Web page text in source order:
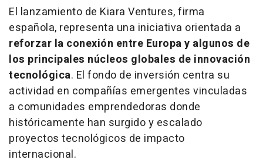
El lanzamiento de Kiara Ventures, firma
española, representa una iniciativa orientada a
reforzar la conexión entre Europa y algunos de
los principales núcleos globales de innovación
tecnológica. El fondo de inversión centra su
actividad en compañías emergentes vinculadas
a comunidades emprendedoras donde
históricamente han surgido y escalado
proyectos tecnológicos de impacto
internacional.